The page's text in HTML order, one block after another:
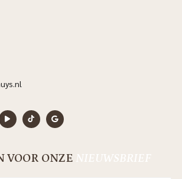
VOOR ONZE NIEUWSBRIEF